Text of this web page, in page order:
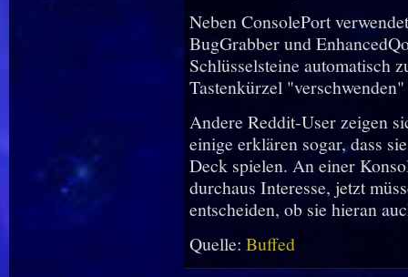
Neben ConsolePort
BugGrabber und
Schlüsselsteine automatisch
Tastenkürzel
Andere Reddit-User zeigen
einige erklären sogar, dass
Deck spielen. An einer
durchaus Interesse, jetzt
entscheiden, ob sie hieran
Quelle: Buffed